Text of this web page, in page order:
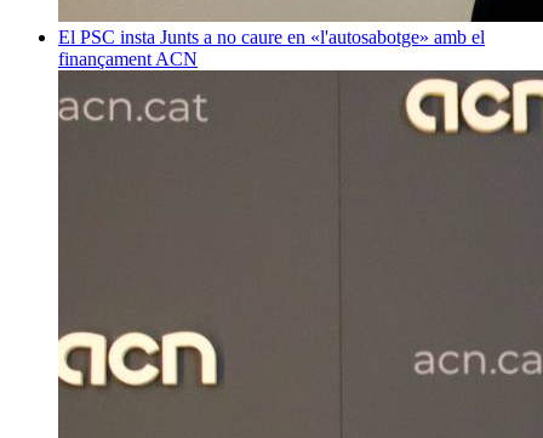
El PSC insta Junts a no caure en «l'autosabotge» amb el
finançament ACN